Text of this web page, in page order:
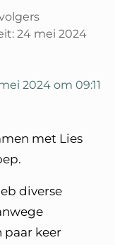
24 mei 2024
2024 om 09:11
met Lies
diverse
paar keer